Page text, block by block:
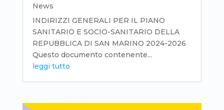
News
INDIRIZZI GENERALI PER IL PIANO
SANITARIO E SOCIO-SANITARIO DELLA
REPUBBLICA DI SAN MARINO 2024-2026
Questo documento contenente...
leggi tutto